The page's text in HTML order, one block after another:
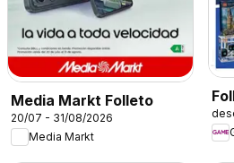
Media Markt Folleto
20/07 - 31/08/2026
Media Markt